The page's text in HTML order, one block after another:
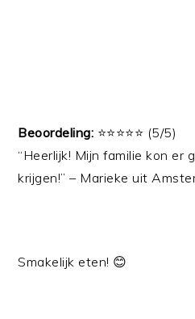
Beoordeling: ⭐⭐⭐⭐⭐ (5/5)
“Heerlijk! Mijn familie kon er
krijgen!” – Marieke uit
Smakelijk eten! 😊